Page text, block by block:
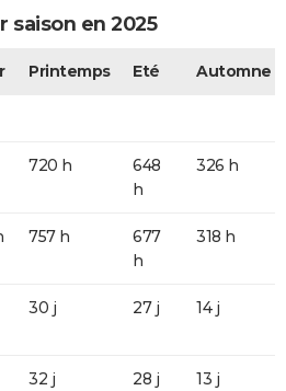
saison en 2025
Printemps Eté Automne
720 h
648
h
326 h
757 h
677
h
318 h
30 j 27 j 14 j
32 j 28 j 13 j